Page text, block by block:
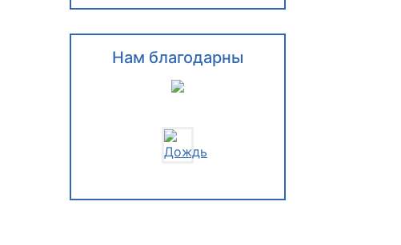
Нам благодарны